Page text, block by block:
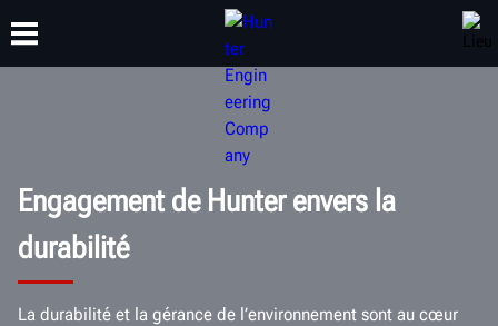
FORMATION
Engagement de Hunter envers la
durabilité
La durabilité et la gérance de l’environnement sont au cœur